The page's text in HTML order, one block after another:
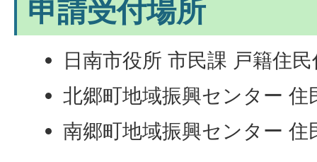
申請受付場所
日南市役所 市民課 戸籍住民
北郷町地域振興センター 住
南郷町地域振興センター 住